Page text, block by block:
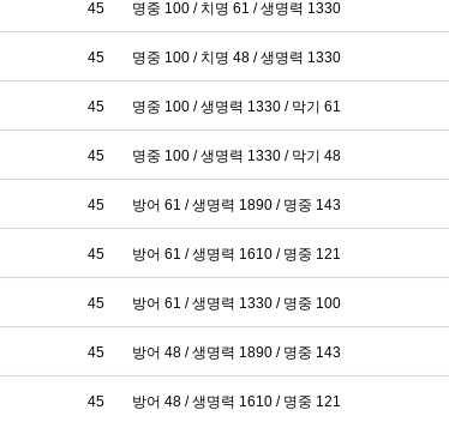
45 명중 100 / 치명 61 / 생명력 1330
45 명중 100 / 치명 48 / 생명력 1330
45 명중 100 / 생명력 1330 / 막기 61
45 명중 100 / 생명력 1330 / 막기 48
45 방어 61 / 생명력 1890 / 명중 143
45 방어 61 / 생명력 1610 / 명중 121
45 방어 61 / 생명력 1330 / 명중 100
45 방어 48 / 생명력 1890 / 명중 143
45 방어 48 / 생명력 1610 / 명중 121